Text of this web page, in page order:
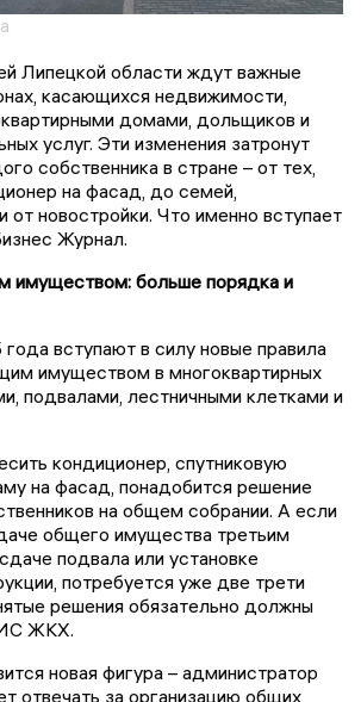
Липецкой области ждут важные
касающихся недвижимости,
домами, дольщиков и
услуг. Эти изменения затронут
собственника в стране – от тех,
на фасад, до семей,
новостройки. Что именно вступает
Журнал.
имуществом: больше порядка и
вступают в силу новые правила
имуществом в многоквартирных
подвалами, лестничными клетками и
кондиционер, спутниковую
на фасад, понадобится решение
на общем собрании. А если
общего имущества третьим
подвала или установке
потребуется уже две трети
решения обязательно должны
ЖКХ.
новая фигура – администратор
отвечать за организацию общих